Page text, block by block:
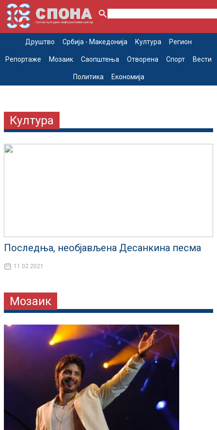
Друштво Србија - Македонија Култура Регион
Репортаже Мозаик Саопштења Отворена Спорт Вести
Политика Економија
Култура
Последња, необјављена Десанкина песма
11.02.2021
Мозаик